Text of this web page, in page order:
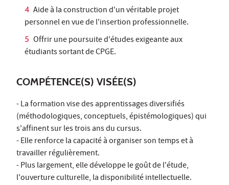
Aide à la construction d'un véritable projet
personnel en vue de l'insertion professionnelle.
Offrir une poursuite d'études exigeante aux
étudiants sortant de CPGE.
COMPÉTENCE(S) VISÉE(S)
- La formation vise des apprentissages diversifiés
(méthodologiques, conceptuels, épistémologiques) qui
s'affinent sur les trois ans du cursus.
- Elle renforce la capacité à organiser son temps et à
travailler régulièrement.
- Plus largement, elle développe le goût de l'étude,
l'ouverture culturelle, la disponibilité intellectuelle.